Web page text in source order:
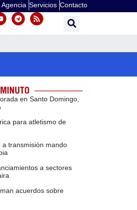
Servicios Contacto
en Santo Domingo,
para atletismo de
a transmisión mando
a sectores
acuerdos sobre